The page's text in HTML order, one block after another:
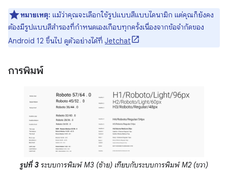
หมายเหตุ: แม้ว่าคุณจะเลือกใช้รูปแบบสีแบบไดนามิก แต่คุณก็ยังคง
ต้องมีรูปแบบสีสำรองที่กำหนดเองเกือบทุกครั้งเนื่องจากข้อจำกัดของ
Android 12 ขึ้นไป ดูตัวอย่างได้ที่ Jetchat
การพิมพ์
รูปที่ 3 ระบบการพิมพ์ M3 (ซ้าย) เทียบกับระบบการพิมพ์ M2 (ขวา)